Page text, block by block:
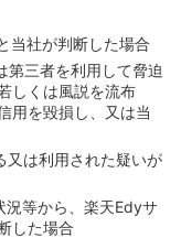
当社が判断した場合
第三者を利用して脅迫
しくは風説を流布
用を毀損し、又は当
又は利用された疑いが
況等から、楽天Edyサ
した場合